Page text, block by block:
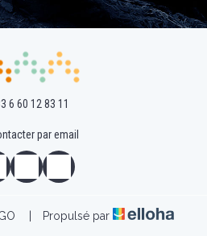
6 60 12 83 11
par email
Propulsé par